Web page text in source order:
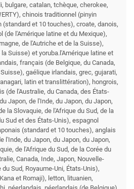
bulgare, catalan, tchèque, cherokee,
chinois traditionnel (pinyin
(standard et 10 touches), croate, danois,
(de l'Amérique latine et du Mexique),
de l'Autriche et de la Suisse),
Suisse) et yoruba.l'Amérique latine et
français (de Belgique, du Canada,
gaélique irlandais, grec, gujarati,
latin et translittération), hongrois,
(de l'Australie, du Canada, des États-
Japon, de l'Inde, du Japon, du Japon,
la Slovaquie, de l'Afrique du Sud, de la
Sud et des États-Unis), espagnol
(standard et 10 touches), anglais
l'Inde, du Japon, du Japon, du Japon,
de l'Afrique du Sud, de la Corée du
Canada, Inde, Japon, Nouvelle-
Sud, Royaume-Uni, États-Unis),
et Romaji), letton, lituanien,